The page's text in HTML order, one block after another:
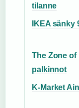
tilanne
IKEA
The Zone of
palkinnot
K-Market